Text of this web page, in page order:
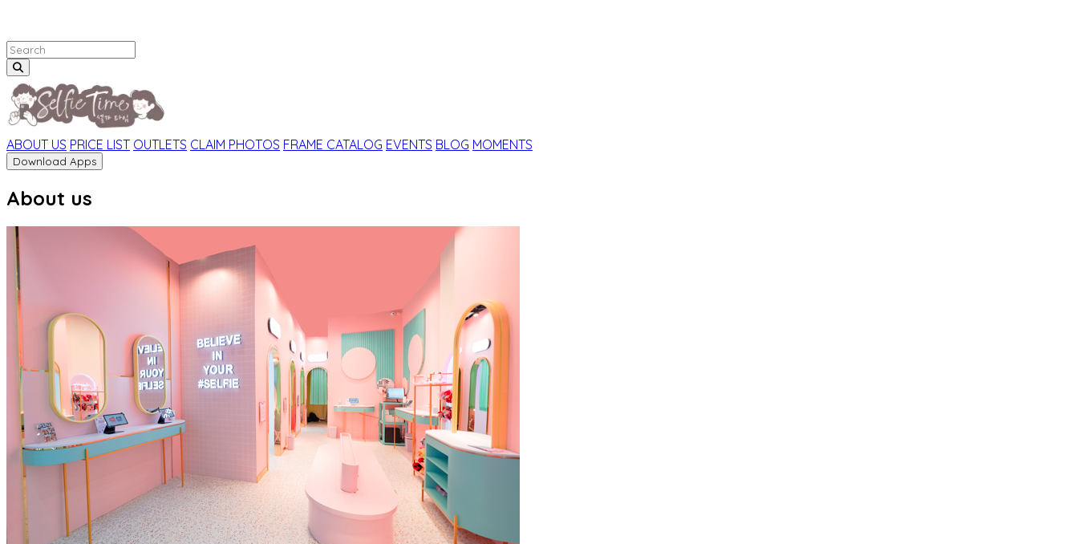
ABOUT US PRICE LIST OUTLETS CLAIM PHOTOS FRAME CATALOG EVENTS BLOG MOMENTS
Download Apps
About us